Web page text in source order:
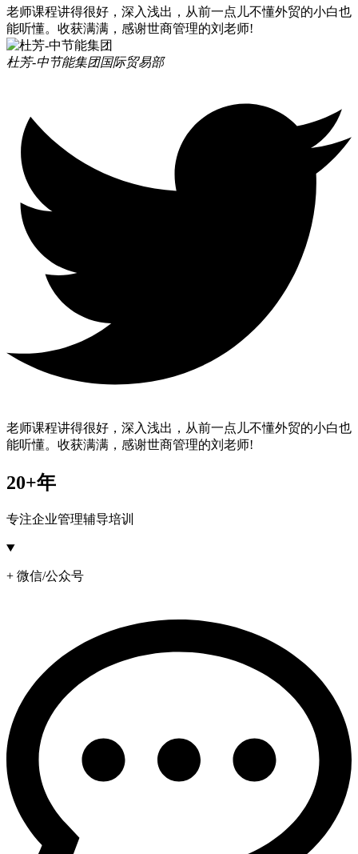
老师课程讲得很好，深入浅出，从前一点儿不懂外贸的小白也
能听懂。收获满满，感谢世商管理的刘老师!
杜芳-中节能集团国际贸易部
老师课程讲得很好，深入浅出，从前一点儿不懂外贸的小白也
能听懂。收获满满，感谢世商管理的刘老师!
20+年
专注企业管理辅导培训
+ 微信/公众号